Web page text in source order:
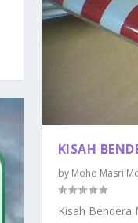
KISAH
by Mohd Masri
Kisah Bendera